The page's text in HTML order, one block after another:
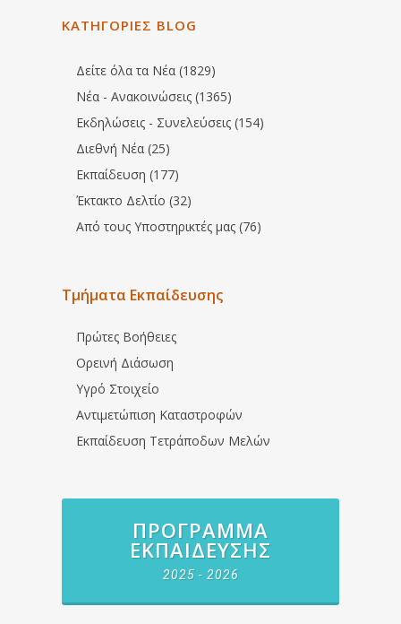
ΚΑΤΗΓΟΡΙΕΣ BLOG
Δείτε όλα τα Νέα (1829)
Νέα - Ανακοινώσεις (1365)
Εκδηλώσεις - Συνελεύσεις (154)
Διεθνή Νέα (25)
Εκπαίδευση (177)
Έκτακτο Δελτίο (32)
Από τους Υποστηρικτές μας (76)
Τμήματα Εκπαίδευσης
Πρώτες Βοήθειες
Ορεινή Διάσωση
Υγρό Στοιχείο
Αντιμετώπιση Καταστροφών
Εκπαίδευση Τετράποδων Μελών
ΠΡΌΓΡΑΜΜΑ
ΕΚΠΑΊΔΕΥΣΗΣ
2025 - 2026